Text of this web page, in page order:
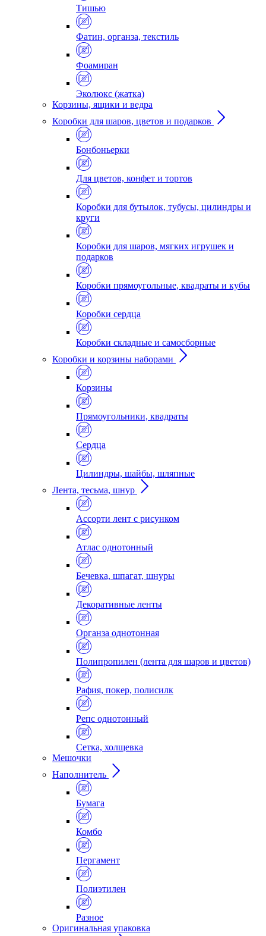
Тишью
Фатин, органза, текстиль
Фоамиран
Эколюкс (жатка)
Корзины, ящики и ведра
Коробки для шаров, цветов и подарков
Бонбоньерки
Для цветов, конфет и тортов
Коробки для бутылок, тубусы, цилиндры и
круги
Коробки для шаров, мягких игрушек и
подарков
Коробки прямоугольные, квадраты и кубы
Коробки сердца
Коробки складные и самосборные
Коробки и корзины наборами
Корзины
Прямоугольники, квадраты
Сердца
Цилиндры, шайбы, шляпные
Лента, тесьма, шнур
Ассорти лент с рисунком
Атлас однотонный
Бечевка, шпагат, шнуры
Декоративные ленты
Органза однотонная
Полипропилен (лента для шаров и цветов)
Рафия, покер, полисилк
Репс однотонный
Сетка, холщевка
Мешочки
Наполнитель
Бумага
Комбо
Пергамент
Полиэтилен
Разное
Оригинальная упаковка